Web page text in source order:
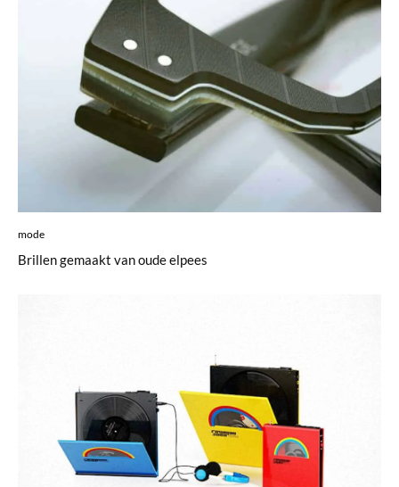
mode
Brillen gemaakt van oude elpees